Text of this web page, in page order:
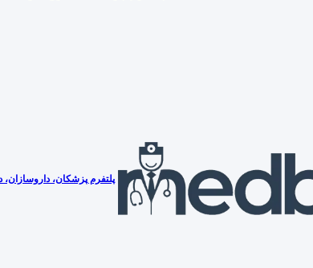
پلتفرم پزشکان، داروسازان،